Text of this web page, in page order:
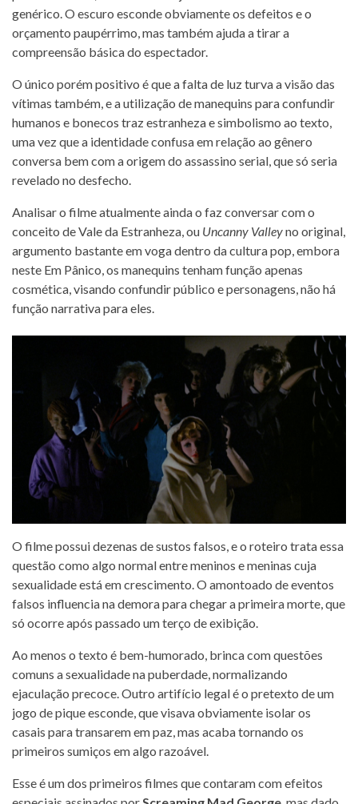
genérico. O escuro esconde obviamente os defeitos e o
orçamento paupérrimo, mas também ajuda a tirar a
compreensão básica do espectador.
O único porém positivo é que a falta de luz turva a visão das
vítimas também, e a utilização de manequins para confundir
humanos e bonecos traz estranheza e simbolismo ao texto,
uma vez que a identidade confusa em relação ao gênero
conversa bem com a origem do assassino serial, que só seria
revelado no desfecho.
Analisar o filme atualmente ainda o faz conversar com o
conceito de Vale da Estranheza, ou Uncanny Valleyno original,
argumento bastante em voga dentro da cultura pop, embora
neste Em Pânico, os manequins tenham função apenas
cosmética, visando confundir público e personagens, não há
função narrativa para eles.
O filme possui dezenas de sustos falsos, e o roteiro trata essa
questão como algo normal entre meninos e meninas cuja
sexualidade está em crescimento. O amontoado de eventos
falsos influencia na demora para chegar a primeira morte, que
só ocorre após passado um terço de exibição.
Ao menos o texto é bem-humorado, brinca com questões
comuns a sexualidade na puberdade, normalizando
ejaculação precoce. Outro artifício legal é o pretexto de um
jogo de pique esconde, que visava obviamente isolar os
casais para transarem em paz, mas acaba tornando os
primeiros sumiços em algo razoável.
Esse é um dos primeiros filmes que contaram com efeitos